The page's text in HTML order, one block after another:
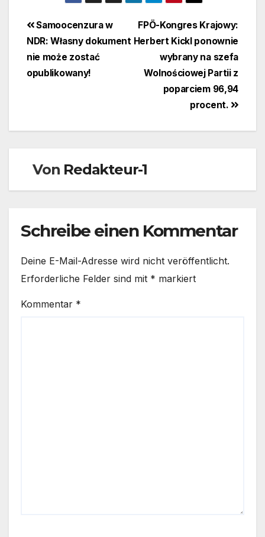
Beitragsnavigation
FPÖ-Kongres Krajowy:
Herbert Kickl ponownie
wybrany na szefa
Wolnościowej Partii z
poparciem 96,94
procent.
Samoocenzura w
NDR: Własny dokument
nie może zostać
opublikowany!
Von Redakteur-1
Schreibe einen Kommentar
Deine E-Mail-Adresse wird nicht veröffentlicht.
Erforderliche Felder sind mit * markiert
Kommentar *